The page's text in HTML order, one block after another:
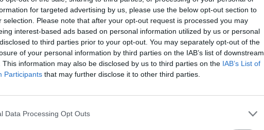
for targeted advertising by us, please use the below opt-out section to
selection. Please note that after your opt-out request is processed you may
interest-based ads based on personal information utilized by us or personal
to third parties prior to your opt-out. You may separately opt-out of the
of your personal information by third parties on the IAB’s list of downstream
This information may also be disclosed by us to third parties on the IAB’s List of
Participants that may further disclose it to other third parties.
Data Processing Opt Outs
na przykład Geista, który marzy o tym, że
dzięki nim metal lżejszy od
Łęcka, natomiast Wokulski nie wpisuje
Akcja rozgrywa się bowiem w czasie